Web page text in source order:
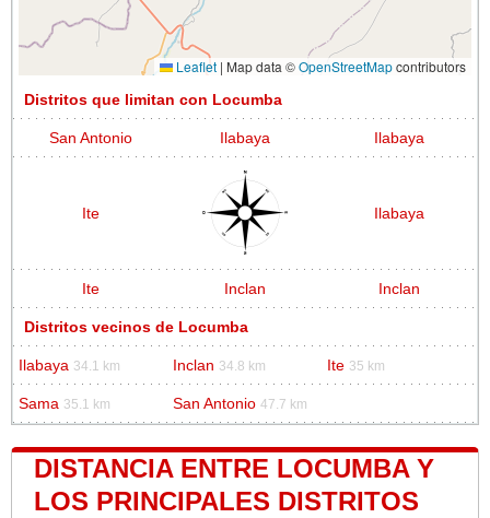
Leaflet | Map data ©OpenStreetMapcontributors
Distritos que limitan con Locumba
San Antonio Ilabaya Ilabaya
Ite Ilabaya
Ite Inclan Inclan
Distritos vecinos de Locumba
Ilabaya 34.1 km Inclan 34.8 km Ite 35 km
Sama 35.1 km San Antonio 47.7 km
DISTANCIA ENTRE LOCUMBA Y
LOS PRINCIPALES DISTRITOS